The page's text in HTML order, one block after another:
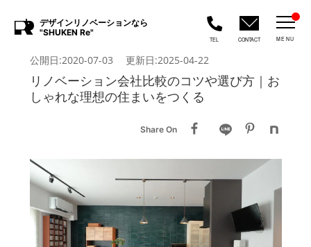
デザインリノベーションなら
"SHUKEN Re"
TEL CONTACT MENU
公開日:2020-07-03 更新日:2025-04-22
リノベーション会社比較のコツや選び方｜お
しゃれな理想の住まいをつくる
Share On